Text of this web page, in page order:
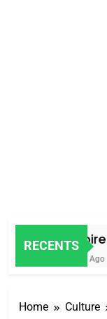
RECENTS
Histoire
4 Jours Ago
Home Culture